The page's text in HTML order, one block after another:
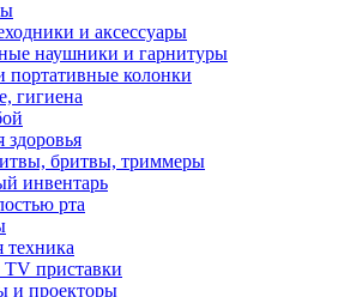
и аксессуары
наушники и гарнитуры
портативные колонки
гигиена
здоровья
бритвы, триммеры
инвентарь
рта
техника
приставки
и проекторы